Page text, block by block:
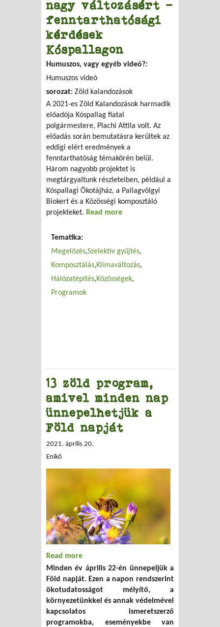
nagy változásért –
fenntarthatósági
kérdések
Kóspallagon
Humuszos, vagy egyéb videó?:
Humuszos videó
sorozat: Zöld kalandozások
A 2021-es Zöld Kalandozások harmadik
előadója Kóspallag fiatal
polgármestere, Plachi Attila volt. Az
előadás során bemutatásra kerültek az
eddigi elért eredmények a
fenntarthatóság témakörén belül.
Három nagyobb projektet is
megtárgyaltunk részleteiben, például a
Kóspallagi Ökotájház, a Pallagvölgyi
Biokert és a Közösségi komposztáló
projekteket. Read more
Kóspallagon
Tematika:
Megelőzés Szelektív gyűjtés
Komposztálás Klímaváltozás
Hálózatépítés Közösségek
Programok
13 zöld program,
amivel minden nap
ünnepelhetjük a
Föld napját
2021. április 20.
Enikő
Read more
nap ünnepelhetjük a Föld napját
Minden év április 22-én ünnepeljük a
Föld napját. Ezen a napon rendszerint
ökotudatosságot mélyítő, a
környezetünkkel és annak védelmével
kapcsolatos ismeretszerző
programokba, eseményekbe van